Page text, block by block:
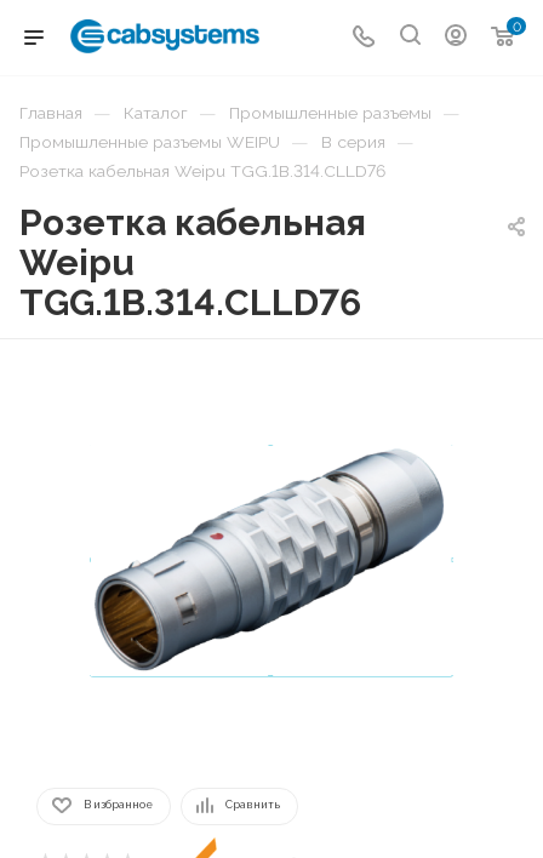
0
Главная — Каталог — Промышленные разъемы —
Промышленные разъемы WEIPU — B серия —
Розетка кабельная Weipu TGG.1B.314.CLLD76
Розетка кабельная
Weipu
TGG.1B.314.CLLD76
В избранное Сравнить